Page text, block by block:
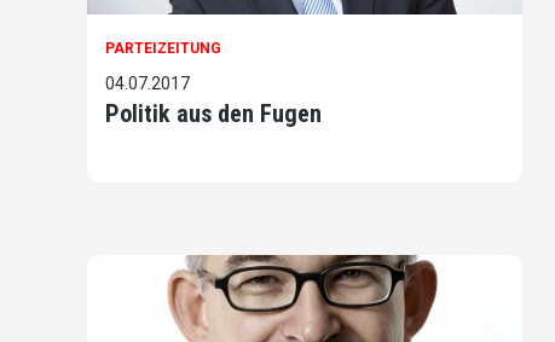
PARTEIZEITUNG
04.07.2017
Politik aus den Fugen